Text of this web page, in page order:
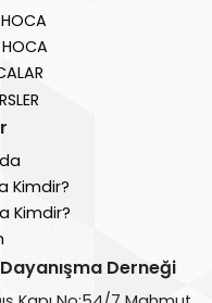
Kimdir?
Kimdir?
Derneği